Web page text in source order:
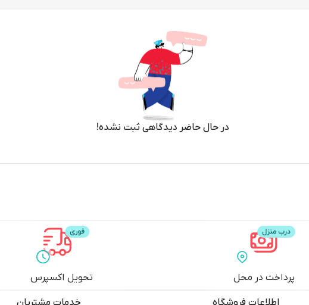
در حال حاضر دیدگاهی ثبت نشده!
پرداخت در محل تحویل اکسپرس
اطلاعات فروشگاه خدمات مشتریان